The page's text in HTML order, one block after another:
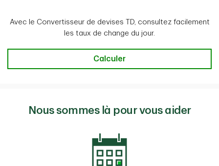
Avec le Convertisseur de devises TD, consultez facilement
les taux de change du jour.
Taux de change
Calculer
Nous sommes là pour vous aider